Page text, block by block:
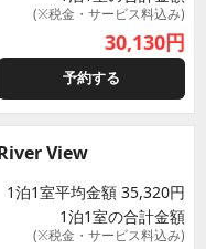
(※税金・サービス料込み)
30,130円
予約する
View
1泊1室平均金額 35,320円
1泊1室の合計金額
(※税金・サービス料込み)